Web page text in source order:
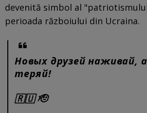
devenită simbol al
perioada războiului din Ucraina.
Новых друзей наживай,
теряй!
🇷🇺 🫡